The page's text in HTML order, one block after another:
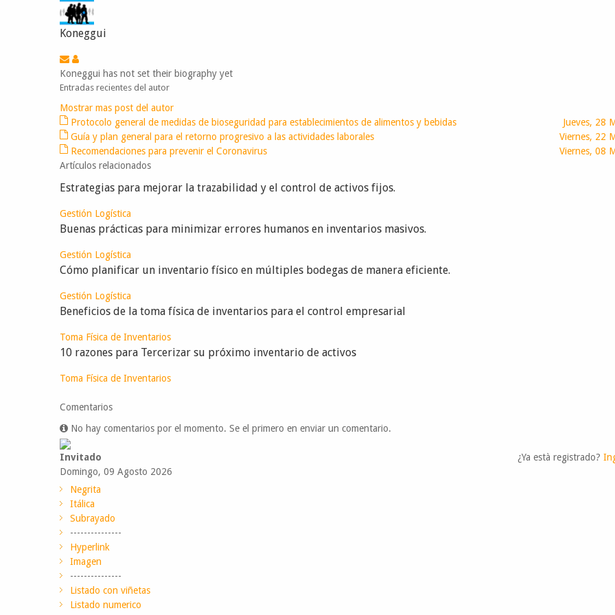
Koneggui
Koneggui has not set their biography yet
Entradas recientes del autor
Mostrar mas post del autor
Jueves, 28
Protocolo general de medidas de bioseguridad para establecimientos de alimentos y bebidas
Viernes, 22
Guía y plan general para el retorno progresivo a las actividades laborales
Viernes, 08
Recomendaciones para prevenir el Coronavirus
Artículos relacionados
Estrategias para mejorar la trazabilidad y el control de activos fijos.
Gestión Logística
Buenas prácticas para minimizar errores humanos en inventarios masivos.
Gestión Logística
Cómo planificar un inventario físico en múltiples bodegas de manera eficiente.
Gestión Logística
Beneficios de la toma física de inventarios para el control empresarial
Toma Física de Inventarios
10 razones para Tercerizar su próximo inventario de activos
Toma Física de Inventarios
Comentarios
No hay comentarios por el momento. Se el primero en enviar un comentario.
¿Ya està registrado?
Invitado
Domingo, 09 Agosto 2026
Negrita
Itálica
Subrayado
---------------
Hyperlink
Imagen
---------------
Listado con viñetas
Listado numerico